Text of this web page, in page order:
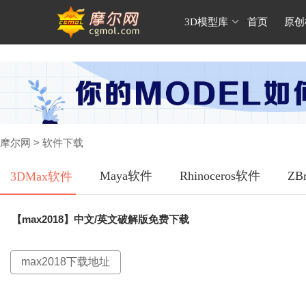
3D模型库 首页 原
摩尔网 > 软件下载
3DMax软件 Maya软件 Rhinoceros软件
【max2018】中文/英文破解版免费下载
max2018下载地址